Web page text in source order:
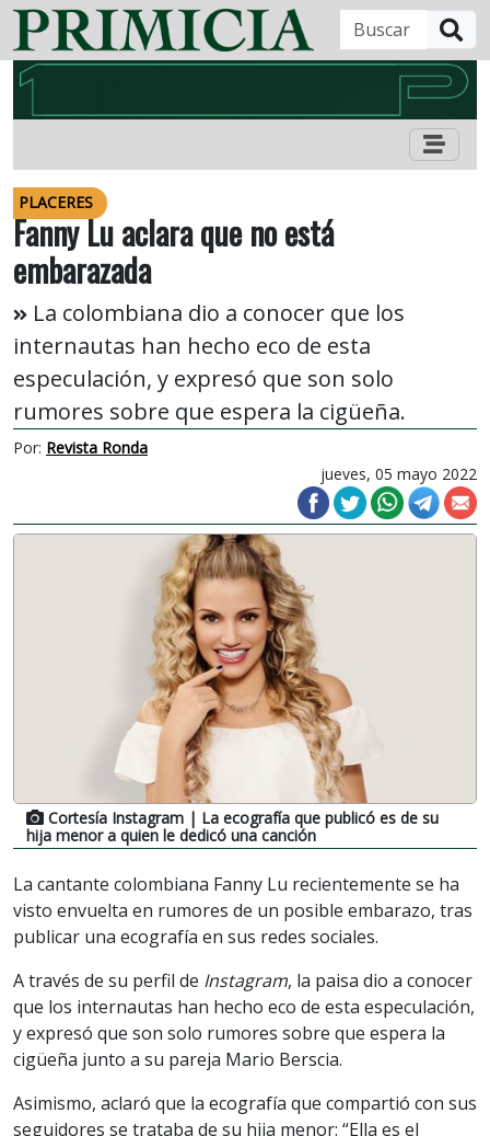
PLACERES
Fanny Lu aclara que no está
embarazada
La colombiana dio a conocer que los
internautas han hecho eco de esta
especulación, y expresó que son solo
rumores sobre que espera la cigüeña.
Por: Revista Ronda
jueves, 05 mayo 2022
Cortesía Instagram | La ecografía que publicó es de su
hija menor a quien le dedicó una canción
La cantante colombiana Fanny Lu recientemente se ha
visto envuelta en rumores de un posible embarazo, tras
publicar una ecografía en sus redes sociales.
A través de su perfil de Instagram, la paisa dio a conocer
que los internautas han hecho eco de esta especulación,
y expresó que son solo rumores sobre que espera la
cigüeña junto a su pareja Mario Berscia.
Asimismo, aclaró que la ecografía que compartió con sus
seguidores se trataba de su hija menor: “Ella es el